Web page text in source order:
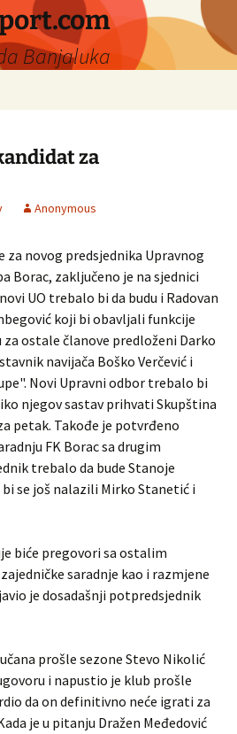
Banjaluka
za
Anonymous
za novog predsjednika Upravnog
Borac, zaključeno je na sjednici
UO trebalo bi da budu i Radovan
koji bi obavljali funkcije
ostale članove predloženi Darko
navijača Boško Verčević i
Novi Upravni odbor trebalo bi
njegov sastav prihvati Skupština
petak. Takođe je potvrđeno
FK Borac sa drugim
trebalo da bude Stanoje
se još nalazili Mirko Stanetić i
biće pregovori sa ostalim
saradnje kao i razmjene
je dosadašnji potpredsjednik
prošle sezone Stevo Nikolić
i napustio je klub prošle
da on definitivno neće igrati za
je u pitanju Dražen Međedović